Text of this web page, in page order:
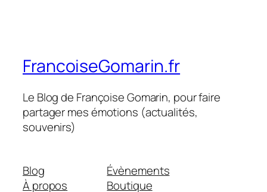
FrancoiseGomarin.fr
Le Blog de Françoise Gomarin, pour faire
partager mes émotions (actualités,
souvenirs)
Blog
À propos
Évènements
Boutique